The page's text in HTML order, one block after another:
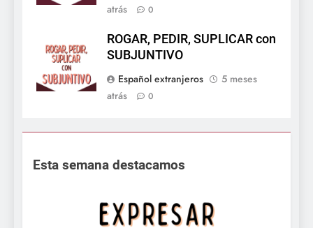
atrás
0
ROGAR, PEDIR, SUPLICAR con
SUBJUNTIVO
Español extranjeros
5 meses
atrás
0
Esta semana destacamos